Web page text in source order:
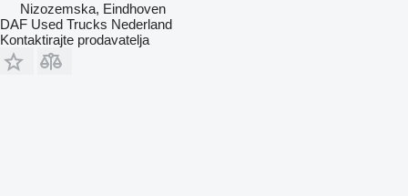
Nizozemska, Eindhoven
DAF Used Trucks Nederland
Kontaktirajte prodavatelja